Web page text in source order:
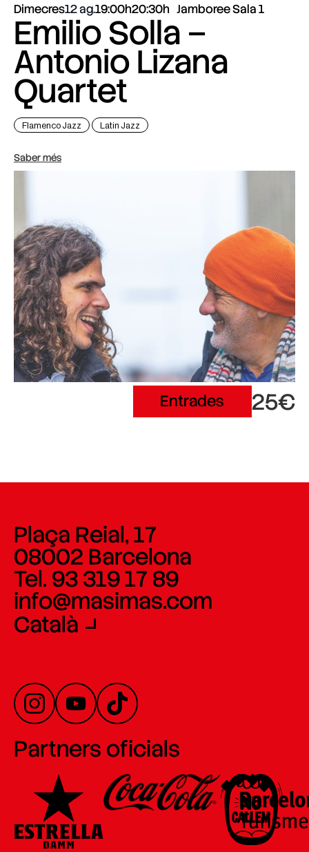
Dimecres12 ag.19:00h20:30h Jamboree Sala 1
Emilio Solla –
Antonio Lizana
Quartet
Flamenco Jazz Latin Jazz
Saber més
Entrades 25€
Plaça Reial, 17
08002 Barcelona
Tel. 93 319 17 89
info@masimas.com
Català
Partners oficials